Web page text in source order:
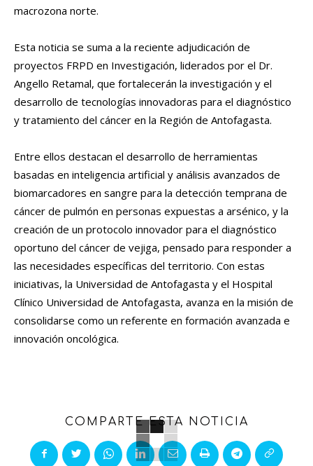
macrozona norte.
Esta noticia se suma a la reciente adjudicación de
proyectos FRPD en Investigación, liderados por el Dr.
Angello Retamal, que fortalecerán la investigación y el
desarrollo de tecnologías innovadoras para el diagnóstico
y tratamiento del cáncer en la Región de Antofagasta.
Entre ellos destacan el desarrollo de herramientas
basadas en inteligencia artificial y análisis avanzados de
biomarcadores en sangre para la detección temprana de
cáncer de pulmón en personas expuestas a arsénico, y la
creación de un protocolo innovador para el diagnóstico
oportuno del cáncer de vejiga, pensado para responder a
las necesidades específicas del territorio. Con estas
iniciativas, la Universidad de Antofagasta y el Hospital
Clínico Universidad de Antofagasta, avanza en la misión de
consolidarse como un referente en formación avanzada e
innovación oncológica.
COMPARTE ESTA NOTICIA